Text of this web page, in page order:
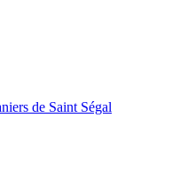
de Saint Ségal